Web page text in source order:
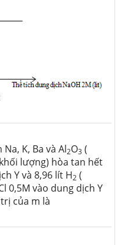
K, Ba và Al2O3 (
lượng) hòa tan hết
Y và 8,96 lít H2 (
0,5M vào dung dịch Y
của m là